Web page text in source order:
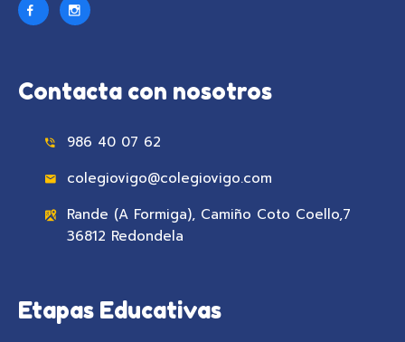
Contacta con nosotros
986 40 07 62
colegiovigo@colegiovigo.com
Rande (A Formiga), Camiño Coto Coello,7
36812 Redondela
Etapas Educativas